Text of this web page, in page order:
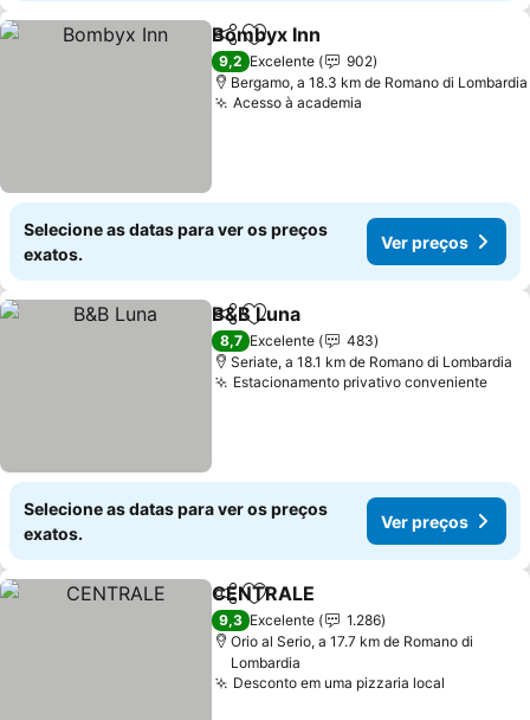
PartilharAdicionar aos favoritos
Bombyx Inn
9,2 Excelente
902
Bergamo, a 18.3 km de Romano di Lombardia
Acesso à academia
Selecione as datas para ver os preços
exatos.
Ver preços
PartilharAdicionar aos favoritos
B&B Luna
8,7 Excelente
483
Seriate, a 18.1 km de Romano di Lombardia
Estacionamento privativo convenienteVer
Selecione as datas para ver os preços
exatos.
Ver preços
PartilharAdicionar aos favoritos
CENTRALE
9,3 Excelente
1.286
Orio al Serio, a 17.7 km de Romano di
Lombardia
Desconto em uma pizzaria local